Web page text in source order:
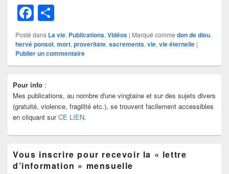
F
a
c
e
b
o
o
k
ar
ta
g
Posté dans La vie, Publications, Vidéos | Marqué comme don de dieu,
hervé ponsot, mort, proveritate, sacrements, vie, vie éternelle |
Publier un commentaire
principale
de
widget
pour
barre
Pour info :
Mes publications, au nombre d'une vingtaine et sur des sujets divers
(gratuité, violence, fragilité etc.), se trouvent facilement accessibles
en cliquant surCE LIEN.
Vous inscrire pour recevoir la « lettre
d’information » mensuelle